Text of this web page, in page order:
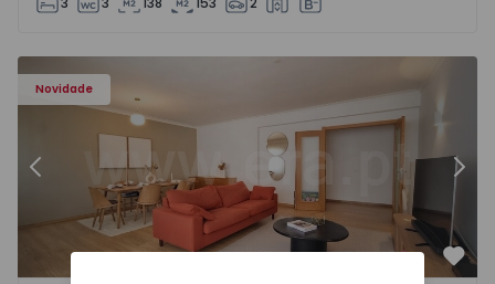
Novidade
- 20
Apartamento T4 Cascais, São Domingos de Rana -
Anterior